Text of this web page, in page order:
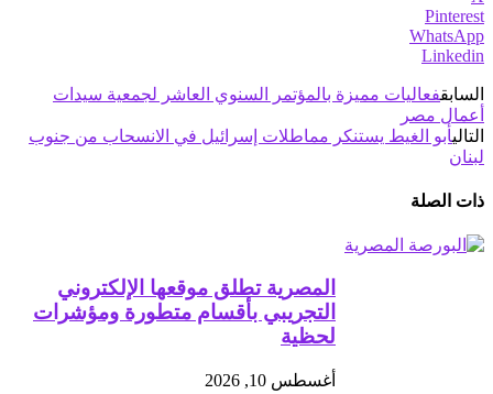
Pinterest
WhatsApp
Linkedin
السابقفعاليات مميزة بالمؤتمر السنوي العاشر لجمعية سيدات
أعمال مصر
التاليأبو الغيط يستنكر مماطلات إسرائيل في الانسحاب من جنوب
لبنان
ذات الصلة
المصرية تطلق موقعها الإلكتروني
التجريبي بأقسام متطورة ومؤشرات
لحظية
أغسطس 10, 2026